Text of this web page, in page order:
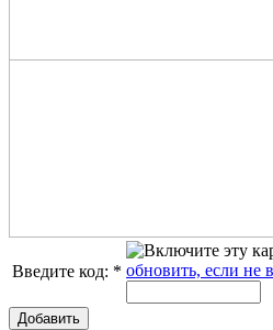
Введите код: * обновить, если не
Добавить